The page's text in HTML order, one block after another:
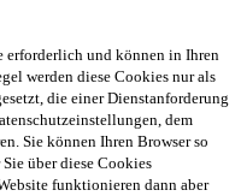
erforderlich und können in Ihren
werden diese Cookies nur als
die einer Dienstanforderung
dem
Sie können Ihren Browser so
über diese Cookies
funktionieren dann aber